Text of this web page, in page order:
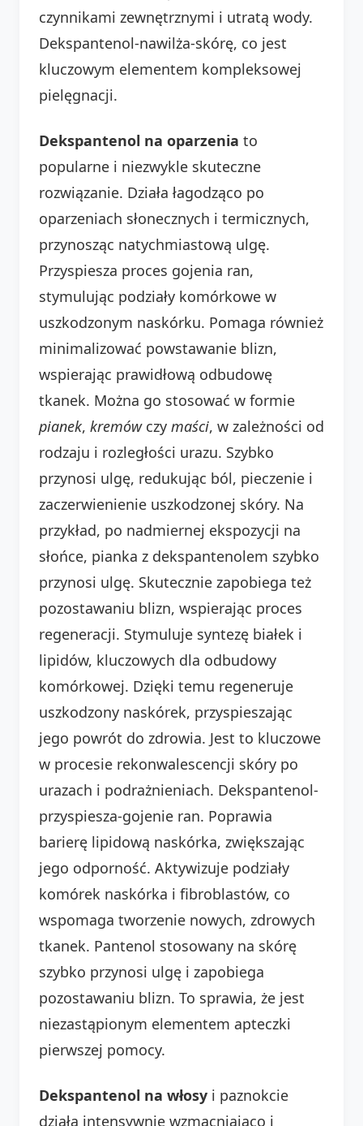
czynnikami zewnętrznymi i utratą wody.
Dekspantenol-nawilża-skórę, co jest
kluczowym elementem kompleksowej
pielęgnacji.
Dekspantenol na oparzenia to
popularne i niezwykle skuteczne
rozwiązanie. Działa łagodząco po
oparzeniach słonecznych i termicznych,
przynosząc natychmiastową ulgę.
Przyspiesza proces gojenia ran,
stymulując podziały komórkowe w
uszkodzonym naskórku. Pomaga również
minimalizować powstawanie blizn,
wspierając prawidłową odbudowę
tkanek. Można go stosować w formie
pianek, kremówczy maści, w zależności od
rodzaju i rozległości urazu. Szybko
przynosi ulgę, redukując ból, pieczenie i
zaczerwienienie uszkodzonej skóry. Na
przykład, po nadmiernej ekspozycji na
słońce, pianka z dekspantenolem szybko
przynosi ulgę. Skutecznie zapobiega też
pozostawaniu blizn, wspierając proces
regeneracji. Stymuluje syntezę białek i
lipidów, kluczowych dla odbudowy
komórkowej. Dzięki temu regeneruje
uszkodzony naskórek, przyspieszając
jego powrót do zdrowia. Jest to kluczowe
w procesie rekonwalescencji skóry po
urazach i podrażnieniach. Dekspantenol-
przyspiesza-gojenie ran. Poprawia
barierę lipidową naskórka, zwiększając
jego odporność. Aktywizuje podziały
komórek naskórka i fibroblastów, co
wspomaga tworzenie nowych, zdrowych
tkanek. Pantenol stosowany na skórę
szybko przynosi ulgę i zapobiega
pozostawaniu blizn. To sprawia, że jest
niezastąpionym elementem apteczki
pierwszej pomocy.
Dekspantenol na włosy i paznokcie
działa intensywnie wzmacniająco i